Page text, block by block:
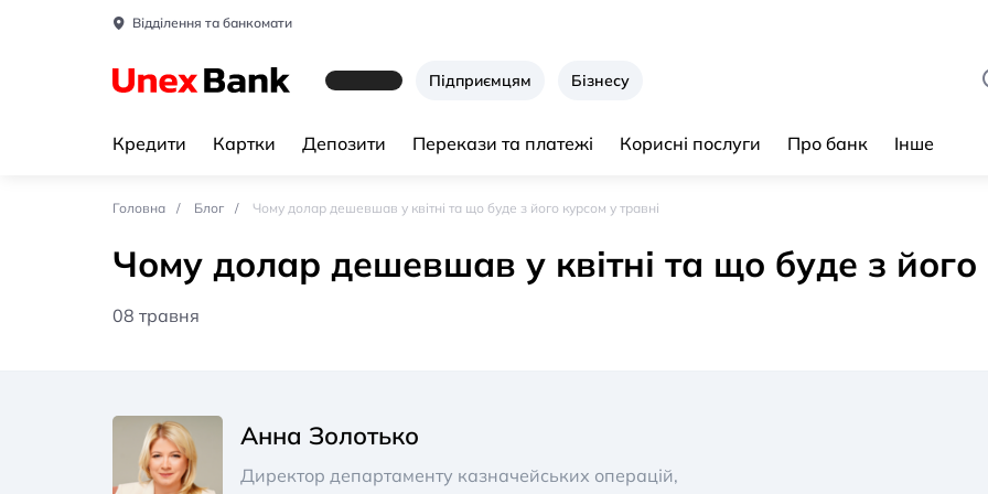
Відділення та банкомати
Підприємцям Бізнесу
Кредити Картки Депозити Перекази та платежі Корисні послуги Про банк Інше
Головна Блог Чому долар дешевшав у квітні та що буде з його курсом у травні
Чому долар дешевшав у квітні та що буде з його
08 травня
Анна Золотько
Директор департаменту казначейських операцій,